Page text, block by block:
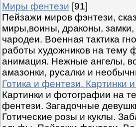
Миры фентези [91]
Пейзажи миров фэнтези,
миры,воины, драконы,
чародеи. Военная тактика
работы художников на тему
анимация. Нежные ангелы,
амазонки, русалки и
Готика и фентези. Картинки
Картинки и фотографии на
фентези. Загадочные
Готические розы и куклы.